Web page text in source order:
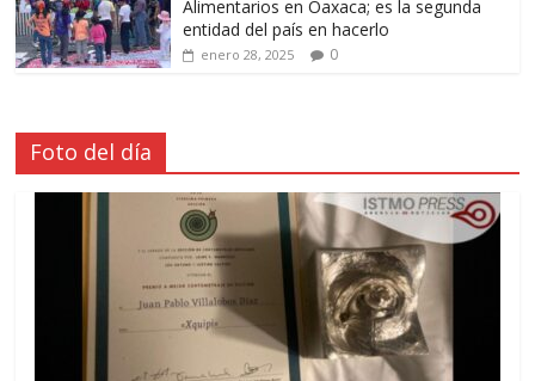
Alimentarios en Oaxaca; es la segunda
entidad del país en hacerlo
enero 28, 2025 0
Foto del día